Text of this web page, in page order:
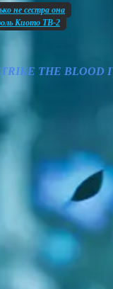
не сестра она
Киото TB-2
THE BLOOD